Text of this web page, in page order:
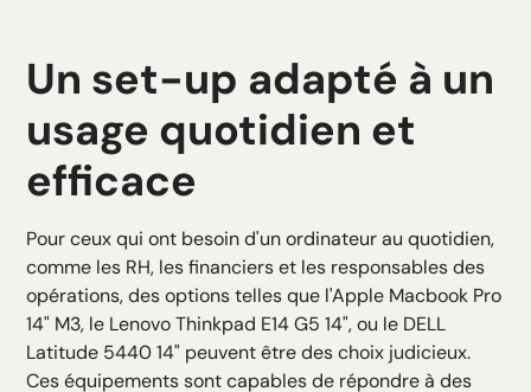
Un set-up adapté à un
usage quotidien et
efficace
Pour ceux qui ont besoin d'un ordinateur au quotidien,
comme les RH, les financiers et les responsables des
opérations, des options telles que l'Apple Macbook Pro
14" M3, le Lenovo Thinkpad E14 G5 14", ou le DELL
Latitude 5440 14" peuvent être des choix judicieux.
Ces équipements sont capables de répondre à des